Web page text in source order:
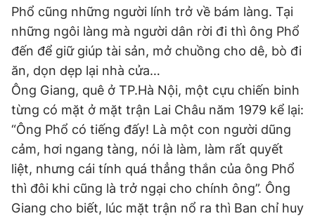
Phổ cũng những người lính trở về bám làng. Tại
những ngôi làng mà người dân rời đi thì ông Phổ
đến để giữ giúp tài sản, mở chuồng cho dê, bò đi
ăn, dọn dẹp lại nhà cửa…
Ông Giang, quê ở TP.Hà Nội, một cựu chiến binh
từng có mặt ở mặt trận Lai Châu năm 1979 kể lại:
“Ông Phổ có tiếng đấy! Là một con người dũng
cảm, hơi ngang tàng, nói là làm, làm rất quyết
liệt, nhưng cái tính quá thẳng thắn của ông Phổ
thì đôi khi cũng là trở ngại cho chính ông”. Ông
Giang cho biết, lúc mặt trận nổ ra thì Ban chỉ huy